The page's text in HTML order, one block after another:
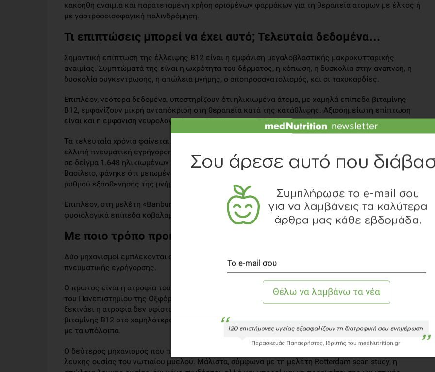
κακοήθη αναιμία και παρατεταμένη χρήση ορισμένων φαρμάκων για τη θεραπεία ατόμων με έλκος ή
με γαστροοοισοφαγική παλινδρόμηση.
Τι επιπτώσεις μπορεί να έχει αυτό; Τελευταία δεδομένα…
Σημαντική επίπτωση της έλλειψης Β12 είναι η εμφάνιση μεγαλοβλαστικής μακροκυτταρικής
αναιμίας. Συμπτώματά της είναι η ωχρότητα του δέρματος, η κόπωση, η δυσκολία στην αναπνοή, η
δυσκολία συγκέντρωσης, η απώλεια μνήμης, ο αποπροσανατολισμός, και οι ταχυκαρδίες.
Επιπλέον, νεότερα δεδομένα, υποστηρίζουν ότι ηλικιωμένα άτομα, με χαμηλά επίπεδα βιταμίνης
Β12, εμφανίζουν μικρή ανταπόκριση στη θεραπεία κατά της κατάθλιψης. Αξιοσημείωτη επίπτωση
είναι και η εμφάνιση νευρολογικών προβλημάτων στο 75-90% των ατόμων.
Τα τελευταία χρόνια φαίνεται ότι η έλλειψη κοβαλαμίνης συσχετίζεται με γνωστική εξασθένηση και
ελλιπή πνευματική εγρήγορση. Σε μία από τις πιο μεγάλες έρευνες που έχουν γίνει μέχρι στιγμής,
σε δείγμα 1.648 ηλικιωμένων άνω των 65 ετών που κατοικούσαν στην Οξφόρδη και στο Ηνωμένο
Βασίλειο, φάνηκε ότι μειωμένα επίπεδα της βιταμίνης Β12 στο πλάσμα, οδηγούν σε αύξηση του
ρυθμού εξασθένησης της μνήμης από 30% έως 50%!
Επιπλέον, στη μελέτη «Banbury B12 study», βρέθηκε ότι τα άτομα που βρίσκονταν στα χαμηλά
φυσιολογικά επίπεδα κοβαλαμίνης, παρουσίασαν σημαντικά αυξημένες βλάβες στον εγκέφαλο.
Με ποιο τρόπο προκαλείται η γνωστική εξασθένιση;
Δύο μηχανισμοί εμπλέκονται στην εκφύλιση των εγκεφαλικών ιστών, με συνέπεια τη μείωση της
πνευματικής εγρήγορσης.
Ο πρώτος είναι η ατροφία του εγκεφάλου. Έρευνα με επικεφαλή την Άννα Βογιατζόγλου, καθηγήτρια
του Πανεπιστημίου της Οξφόρδης, συμπέρανε ότι φανερό κατώφλι της βιταμίνης κάτω από το οποίο
ξεκινάει η ατροφία δεν υφίσταται. Ωστόσο, παρατηρήθηκε ότι οι ηλικιωμένοι με επίπεδα πλάσματος
βιταμίνης Β12 στο χαμηλότερο φυσιολογικό τριτημόριο, είχαν διπλάσιο ποσοστό ατροφίας σε σχέση
με τα υπόλοιπα.
Ο δεύτερος μηχανισμός που προάγεται από τα χαμηλά επίπεδα κοβαλαμίνης, είναι η βλάβη της
λευκής ουσίας του νωτιαίου μυελού. Μάλιστα, σύμφωνα με τη μελέτη Rotterdam scan study, η